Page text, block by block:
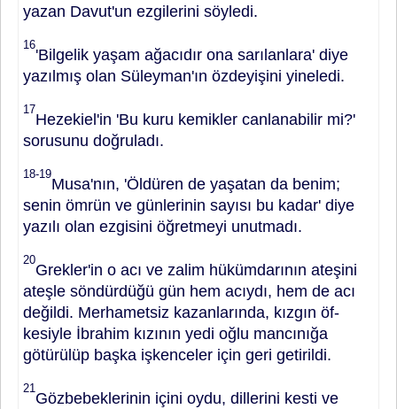
yazan Davut'un ezgilerini söyle­di.
16
'Bilgelik yaşam ağacıdır ona sarı­lanlara' diye
yazılmış olan Süleyman'ın özdeyişini yineledi.
17
Hezekiel'in 'Bu kuru kemikler canlanabilir mi?'
so­rusunu doğruladı.
18-19
Musa'nın, 'Öl­düren de yaşatan da benim;
senin öm­rün ve günlerinin sayısı bu kadar' diye
yazılı olan ezgisini öğretmeyi unutmadı.
20
Grekler'in o acı ve zalim hü­kümdarının ateşini
ateşle söndürdüğü gün hem acıydı, hem de acı
değildi. Merhametsiz kazanlarında, kızgın öf­
kesiyle İbrahim kızının yedi oğlu man­cınığa
götürülüp başka işkenceler için geri getirildi.
21
Gözbebeklerinin içini oydu, dillerini kesti ve